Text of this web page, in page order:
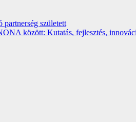
partnerség született
között: Kutatás, fejlesztés,